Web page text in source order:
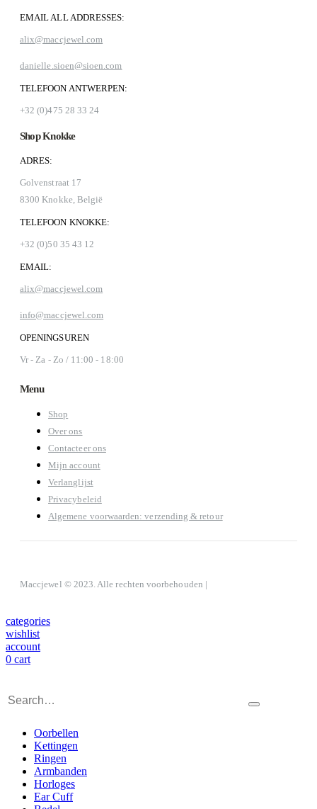
EMAIL ALL ADDRESSES:
alix@maccjewel.com
danielle.sioen@sioen.com
TELEFOON ANTWERPEN:
+32 (0)475 28 33 24
Shop Knokke
ADRES:
Golvenstraat 17
8300 Knokke, België
TELEFOON KNOKKE:
+32 (0)50 35 43 12
EMAIL:
alix@maccjewel.com
info@maccjewel.com
OPENINGSUREN
Vr - Za - Zo / 11:00 - 18:00
Menu
Shop
Over ons
Contacteer ons
Mijn account
Verlanglijst
Privacybeleid
Algemene voorwaarden: verzending & retour
Maccjewel © 2023. Alle rechten voorbehouden |
categories
wishlist
account
0 cart
Oorbellen
Kettingen
Ringen
Armbanden
Horloges
Ear Cuff